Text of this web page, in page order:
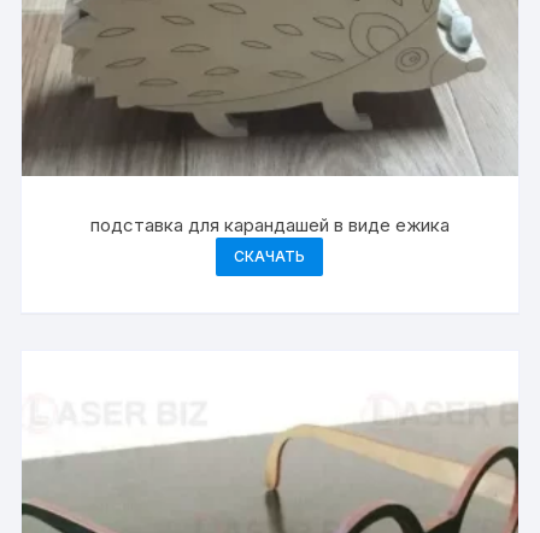
подставка для карандашей в виде ежика
СКАЧАТЬ